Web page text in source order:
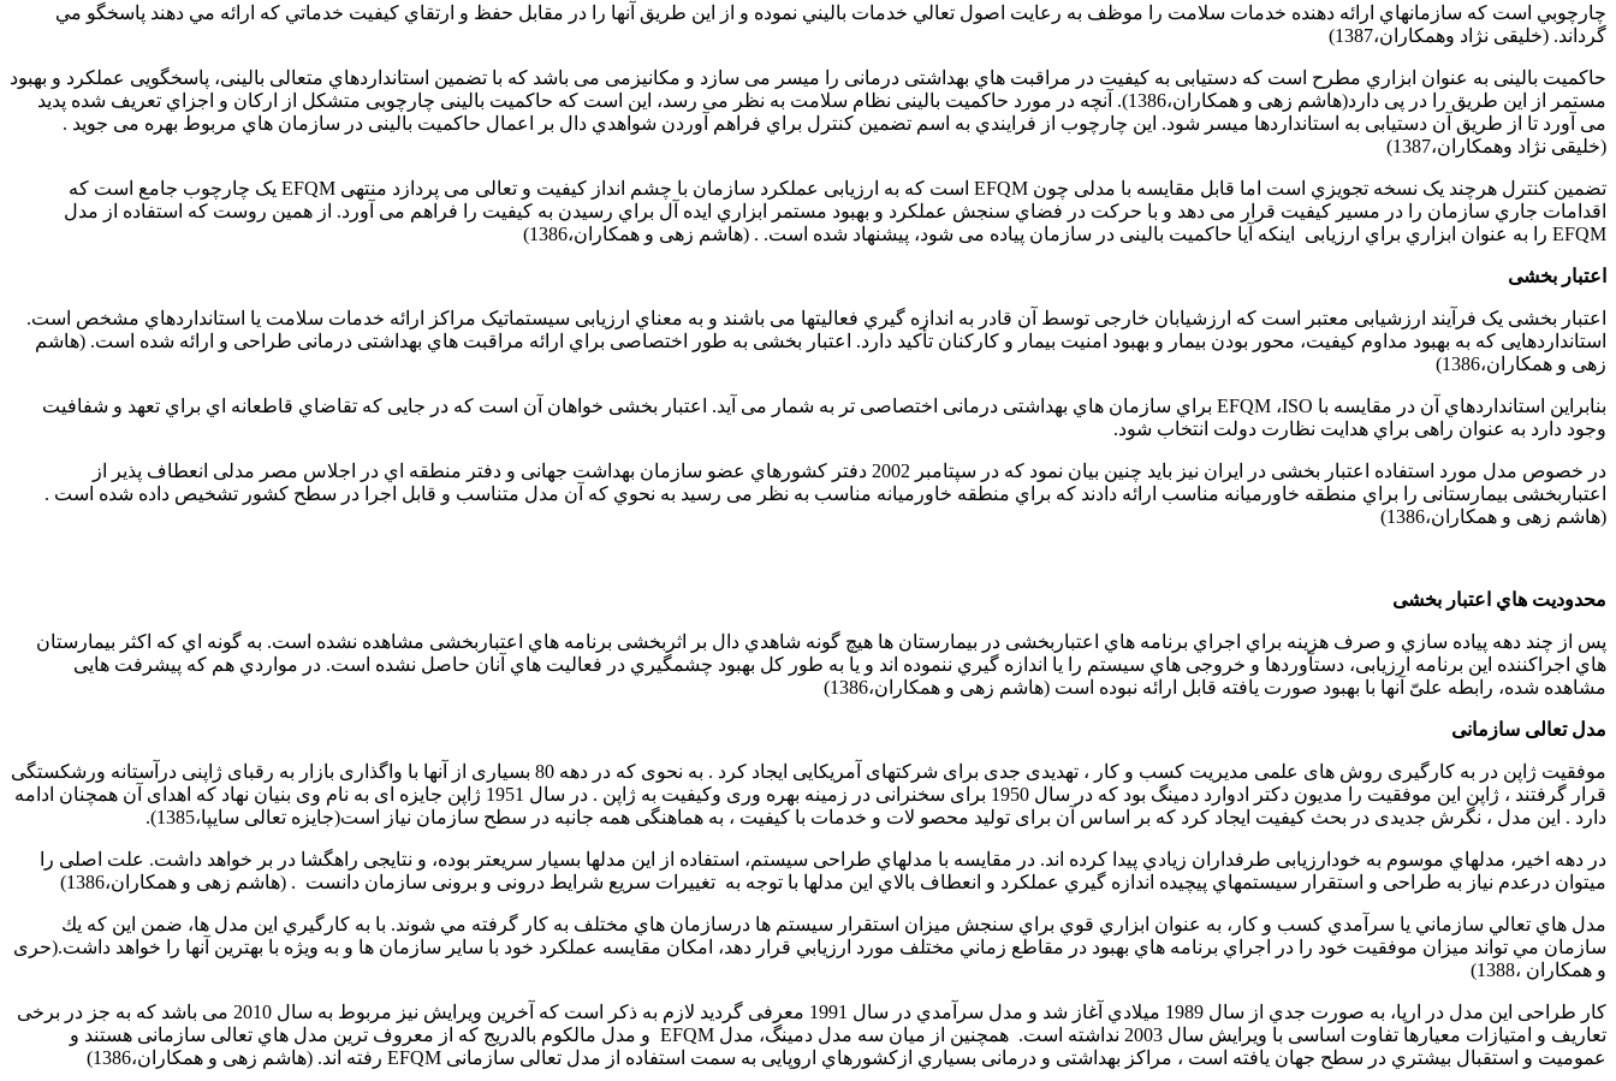
چارچوبي است که سازمانهاي ارائه دهنده خدمات سلامت را موظف به رعايت اصول تعالي خدمات باليني نموده و از اين طريق آنها را در مقابل حفظ و ارتقاي کيفيت خدماتي که ارائه مي دهند پاسخگو مي
گرداند. (خلیقی نژاد وهمکاران،1387)
حاکمیت بالینی به عنوان ابزاري مطرح است که دستیابی به کیفیت در مراقبت هاي بهداشتی درمانی را میسر می سازد و مکانیزمی می باشد که با تضمین استانداردهاي متعالی بالینی، پاسخگویی عملکرد و بهبود
مستمر از این طریق را در پی دارد(هاشم زهی و همکاران،1386). آنچه در مورد حاکمیت بالینی نظام سلامت به نظر می رسد، این است که حاکمیت بالینی چارچوبی متشکل از ارکان و اجزاي تعریف شده پدید
می آورد تا از طریق آن دستیابی به استانداردها میسر شود. این چارچوب از فرایندي به اسم تضمین کنترل براي فراهم آوردن شواهدي دال بر اعمال حاکمیت بالینی در سازمان هاي مربوط بهره می جوید .
(خلیقی نژاد وهمکاران،1387)
تضمین کنترل هرچند یک نسخه تجویزي است اما قابل مقایسه با مدلی چون EFQM است که به ارزیابی عملکرد سازمان با چشم انداز کیفیت و تعالی می پردازد منتهی EFQM یک چارچوب جامع است که
اقدامات جاري سازمان را در مسیر کیفیت قرار می دهد و با حرکت در فضاي سنجش عملکرد و بهبود مستمر ابزاري ایده آل براي رسیدن به کیفیت را فراهم می آورد. از همین روست که استفاده از مدل
EFQM را به عنوان ابزاري براي ارزیابی اینکه آیا حاکمیت بالینی در سازمان پیاده می شود، پیشنهاد شده است. . (هاشم زهی و همکاران،1386)
اعتبار بخشی
اعتبار بخشی یک فرآیند ارزشیابی معتبر است که ارزشیابان خارجی توسط آن قادر به اندازه گیري فعالیتها می باشند و به معناي ارزیابی سیستماتیک مراکز ارائه خدمات سلامت یا استانداردهاي مشخص است.
استانداردهایی که به بهبود مداوم کیفیت، محور بودن بیمار و بهبود امنیت بیمار و کارکنان تأکید دارد. اعتبار بخشی به طور اختصاصی براي ارائه مراقبت هاي بهداشتی درمانی طراحی و ارائه شده است. (هاشم
زهی و همکاران،1386)
بنابراین استانداردهاي آن در مقایسه با EFQM ،ISO براي سازمان هاي بهداشتی درمانی اختصاصی تر به شمار می آید. اعتبار بخشی خواهان آن است که در جایی که تقاضاي قاطعانه اي براي تعهد و شفافیت
وجود دارد به عنوان راهی براي هدایت نظارت دولت انتخاب شود.
در خصوص مدل مورد استفاده اعتبار بخشی در ایران نیز باید چنین بیان نمود که در سپتامبر 2002 دفتر کشورهاي عضو سازمان بهداشت جهانی و دفتر منطقه اي در اجلاس مصر مدلی انعطاف پذیر از
اعتباربخشی بیمارستانی را براي منطقه خاورمیانه مناسب ارائه دادند که براي منطقه خاورمیانه مناسب به نظر می رسید به نحوي که آن مدل متناسب و قابل اجرا در سطح کشور تشخیص داده شده است .
(هاشم زهی و همکاران،1386)
محدودیت هاي اعتبار بخشی
پس از چند دهه پیاده سازي و صرف هزینه براي اجراي برنامه هاي اعتباربخشی در بیمارستان ها هیچ گونه شاهدي دال بر اثربخشی برنامه هاي اعتباربخشی مشاهده نشده است. به گونه اي که اکثر بیمارستان
هاي اجراکننده این برنامه ارزیابی، دستآوردها و خروجی هاي سیستم را یا اندازه گیري ننموده اند و یا به طور کل بهبود چشمگیري در فعالیت هاي آنان حاصل نشده است. در مواردي هم که پیشرفت هایی
مشاهده شده، رابطه علیّ آنها با بهبود صورت یافته قابل ارائه نبوده است (هاشم زهی و همکاران،1386)
مدل تعالی سازمانی
موفقیت ژاپن در به کارگیری روش های علمی مدیریت کسب و کار ، تهدیدی جدی برای شرکتهای آمریکایی ایجاد کرد . به نحوی که در دهه 80 بسیاری از آنها با واگذاری بازار به رقبای ژاپنی درآستانه ورشکستگی
قرار گرفتند ، ژاپن این موفقیت را مدیون دکتر ادوارد دمینگ بود که در سال 1950 برای سخنرانی در زمینه بهره وری وکیفیت به ژاپن . در سال 1951 ژاپن جایزه ای به نام وی بنیان نهاد که اهدای آن همچنان ادامه
دارد . این مدل ، نگرش جدیدی در بحث کیفیت ایجاد کرد که بر اساس آن برای تولید محصو لات و خدمات با کیفیت ، به هماهنگی همه جانبه در سطح سازمان نیاز است(جایزه تعالی سایپا،1385).
در دهه اخیر، مدلهاي موسوم به خودارزیابی طرفداران زیادي پیدا کرده اند. در مقایسه با مدلهاي طراحی سیستم، استفاده از این مدلها بسیار سریعتر بوده، و نتایجی راهگشا در بر خواهد داشت. علت اصلی را
میتوان درعدم نیاز به طراحی و استقرار سیستمهاي پیچیده اندازه گیري عملکرد و انعطاف بالاي این مدلها با توجه به تغییرات سریع شرایط درونی و برونی سازمان دانست . (هاشم زهی و همکاران،1386)
مدل هاي تعالي سازماني يا سرآمدي كسب و كار، به عنوان ابزاري قوي براي سنجش ميزان استقرار سيستم ها درسازمان هاي مختلف به كار گرفته مي شوند. با به كارگيري اين مدل ها، ضمن اين كه يك
سازمان مي تواند ميزان موفقيت خود را در اجراي برنامه هاي بهبود در مقاطع زماني مختلف مورد ارزيابي قرار دهد، امكان مقايسه عملكرد خود با ساير سازمان ها و به ويژه با بهترين آنها را خواهد داشت.(حری
و همکاران ،1388)
کار طراحی این مدل در ارپا، به صورت جدي از سال 1989 میلادي آغاز شد و مدل سرآمدي در سال 1991 معرفی گردید لازم به ذکر است که آخرین ویرایش نیز مربوط به سال 2010 می باشد که به جز در برخی
تعاریف و امتیازات معیارها تفاوت اساسی با ویرایش سال 2003 نداشته است. همچنین از میان سه مدل دمینگ، مدل EFQM و مدل مالکوم بالدریج که از معروف ترین مدل هاي تعالی سازمانی هستند و
عمومیت و استقبال بیشتري در سطح جهان یافته است ، مراکز بهداشتی و درمانی بسیاري ازکشورهاي اروپایی به سمت استفاده از مدل تعالی سازمانی EFQM رفته اند. (هاشم زهی و همکاران،1386)